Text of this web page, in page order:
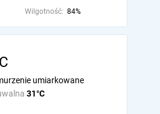
Wilgotność: 84%
31°C
umiarkowane